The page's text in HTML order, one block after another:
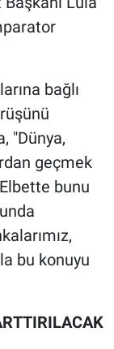
bağlı
"Dünya,
geçmek
bunu
bu konuyu